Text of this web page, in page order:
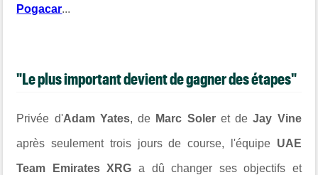
Pogacar...
"Le plus important devient de gagner des étapes"
Privée d'Adam Yates, de Marc Soler et deJay Vine
après seulement trois jours de course, l'équipe UAE
Team Emirates XRG a dû changer ses objectifs et